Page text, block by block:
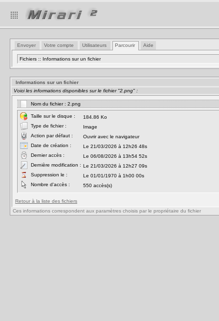
Envoyer Votre compte Utilisateurs Parcourir Aide
Fichiers :: Informations sur un fichier
Informations sur un fichier
Voici les informations disponibles sur le fichier "2.png" :
Nom du fichier : 2.png
Taille sur le disque :
184.86 Ko
Type de fichier :
Image
Action par défaut :
Ouvrir avec le navigateur
Date de création :
Le 21/03/2026 à 12h26 48s
Dernier accès :
Le 06/08/2026 à 13h54 52s
Dernière modification : Le 21/03/2026 à 12h27 09s
Suppression le :
Le 01/01/1970 à 1h00 00s
Nombre d'accès :
550 accès(s)
Retour à la liste des fichiers
Ces informations correspondent aux paramètres choisis par le propriétaire du fichier